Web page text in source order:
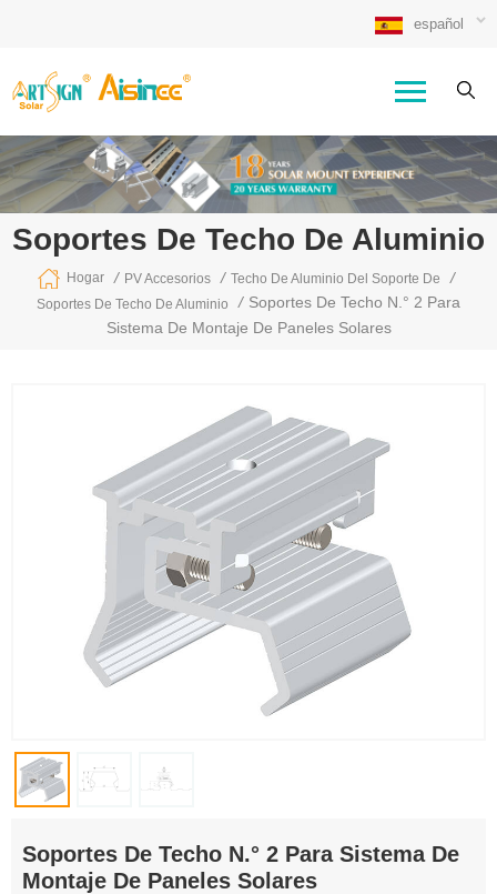
español
Soportes De Techo De Aluminio
Hogar / PV Accesorios / Techo De Aluminio Del Soporte De /
Soportes De Techo De Aluminio / Soportes De Techo N.° 2 Para
Sistema De Montaje De Paneles Solares
Soportes De Techo N.° 2 Para Sistema De
Montaje De Paneles Solares